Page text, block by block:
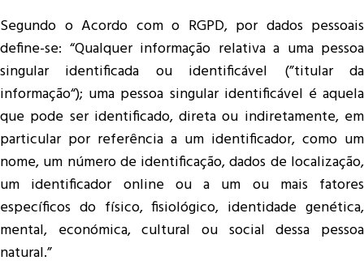
Segundo o Acordo com o RGPD, por dados pessoais
define-se: “Qualquer informação relativa a uma pessoa
singular identificada ou identificável (”titular da
informação“); uma pessoa singular identificável é aquela
que pode ser identificado, direta ou indiretamente, em
particular por referência a um identificador, como um
nome, um número de identificação, dados de localização,
um identificador online ou a um ou mais fatores
específicos do físico, fisiológico, identidade genética,
mental, económica, cultural ou social dessa pessoa
natural.”